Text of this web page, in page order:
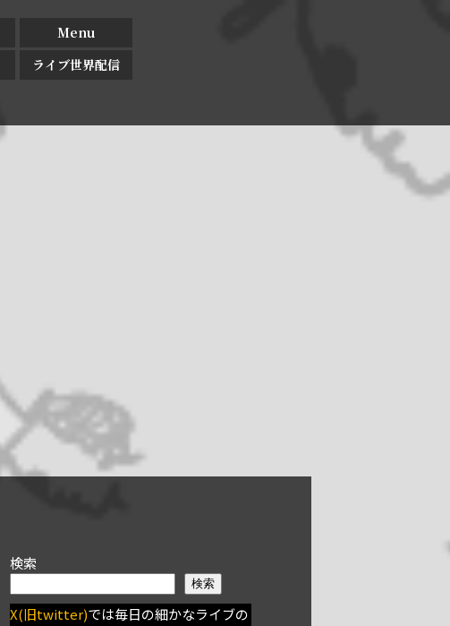
Menu
ライブ世界配信
検索
検索
X(旧twitter)では毎日の細かなライブの